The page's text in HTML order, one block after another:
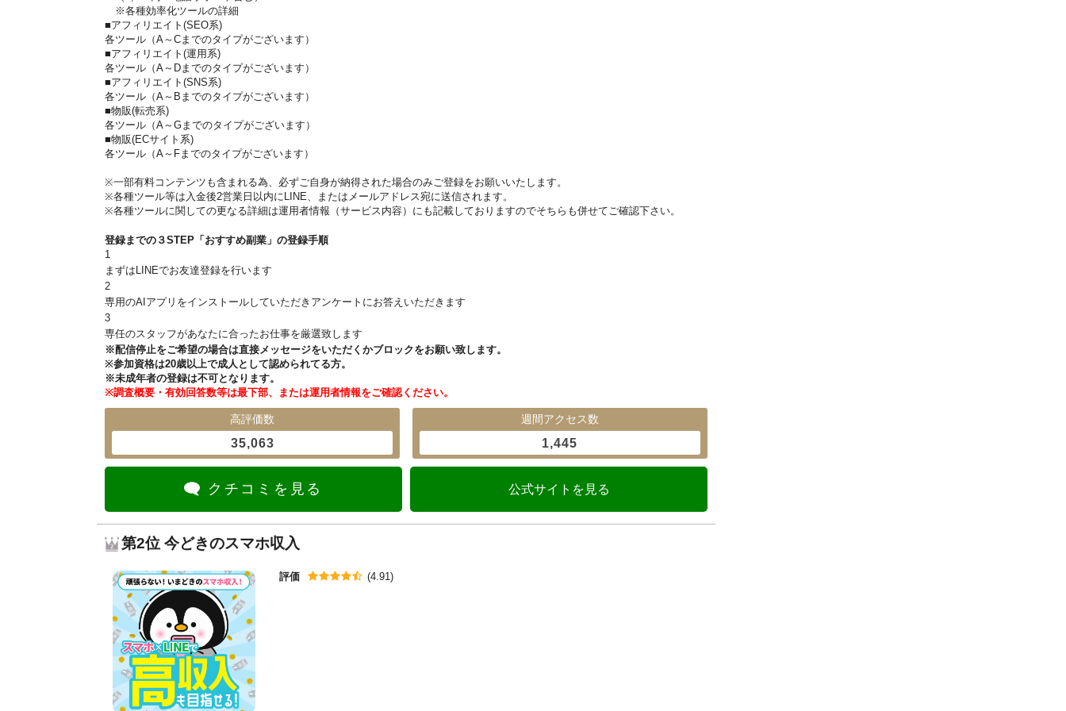
※各種効率化ツールの詳細
■アフィリエイト(SEO系)
各ツール（A～Cまでのタイプがございます）
■アフィリエイト(運用系)
各ツール（A～Dまでのタイプがございます）
■アフィリエイト(SNS系)
各ツール（A～Bまでのタイプがございます）
■物販(転売系)
各ツール（A～Gまでのタイプがございます）
■物販(ECサイト系)
各ツール（A～Fまでのタイプがございます）
※一部有料コンテンツも含まれる為、必ずご自身が納得された場合のみご登録をお願いいたします。
※各種ツール等は入金後2営業日以内にLINE、またはメールアドレス宛に送信されます。
※各種ツールに関しての更なる詳細は運用者情報（サービス内容）にも記載しておりますのでそちらも併せてご確認下さい。
登録までの３STEP 「おすすめ副業」の登録手順
1
まずは LINEでお友達登録を行います
2
専用のAIアプリをインストールしていただきアンケートにお答えいただきます
3
専任のスタッフがあなたに合ったお仕事を厳選致します
※配信停止をご希望の場合は直接メッセージをいただくかブロックをお願い致します。
※参加資格は20歳以上で成人として認められてる方。
※未成年者の登録は不可となります。
※調査概要・有効回答数等は最下部、または運用者情報をご確認ください。
高評価数
35,063
週間アクセス数
1,445
クチコミを見る 公式サイトを見る
第2位 今どきのスマホ収入
評価 (4.91)